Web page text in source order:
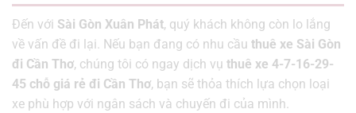
Đến với Sài Gòn Xuân Phát, quý khách không còn lo lắng
về vấn đề đi lại. Nếu bạn đang có nhu cầu thuê xe Sài Gòn
đi Cần Thơ, chúng tôi có ngay dịch vụ thuê xe 4-7-16-29-
45 chỗ giá rẻ đi Cần Thơ, bạn sẽ thỏa thích lựa chọn loại
xe phù hợp với ngân sách và chuyến đi của mình.